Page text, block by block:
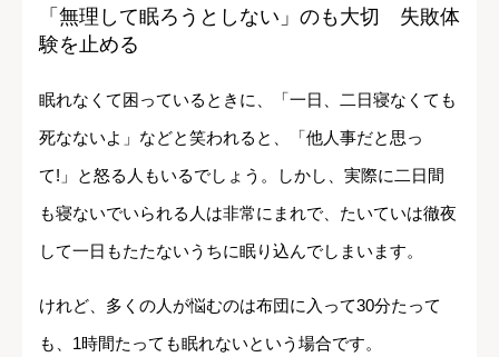
「無理して眠ろうとしない」のも大切 失敗体
験を止める
眠れなくて困っているときに、「一日、二日寝なくても
死なないよ」などと笑われると、「他人事だと思っ
て!」と怒る人もいるでしょう。しかし、実際に二日間
も寝ないでいられる人は非常にまれで、たいていは徹夜
して一日もたたないうちに眠り込んでしまいます。
けれど、多くの人が悩むのは布団に入って30分たって
も、1時間たっても眠れないという場合です。